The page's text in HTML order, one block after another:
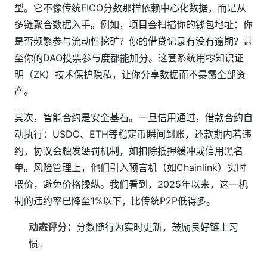
型。它不像传统FICO分数那样依赖中心化数据，而是从
多链聚合数据入手。例如，项目会扫描你的钱包地址：你
是否频繁参与流动性挖矿？你的借贷记录有没有逾期？甚
至你的DAO投票参与度都能加分。这套系统用零知识证
明（ZK）技术保护隐私，让你分享数据而不暴露全部资
产。
其次，智能合约是安全基石。一旦信用通过，借款合约自
动执行：USDC、ETH等稳定币瞬间到账，还款期内若违
约，协议会触发惩罚机制，如扣除抵押缓冲或信用黑名
单。风险管理上，他们引入预言机（如Chainlink）实时
喂价，避免价格操纵。我们看到，2025年以来，这一机
制的违约率已降至1%以下，比传统P2P低得多。
动态评分： 分数随行为实时更新，鼓励良好链上习
惯。